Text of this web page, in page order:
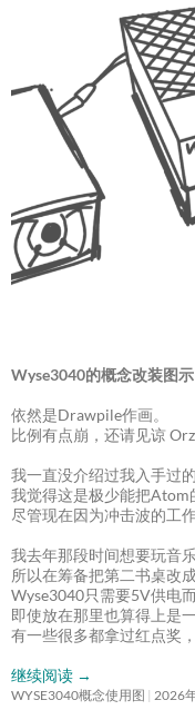
Wyse3040的概念改装图示
依然是Drawpile作画。
比例有点崩，还请见谅 Orz
我一直没介绍过我入手过
我觉得这是极少能把Atom
尽管现在因为冲击波的工
我去年那段时间想要玩音
所以在筹备把第二书桌改
Wyse3040只需要5V供电
即使放在那里也算得上是
有一些很多都拿过红点奖
继续阅读 →
WYSE3040概念使用图 2026